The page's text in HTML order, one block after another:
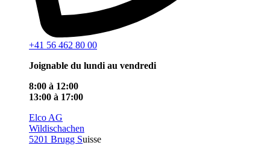
+41 56 462 80 00
Joignable du lundi au vendredi
8:00 à 12:00
13:00 à 17:00
Elco AG
Wildischachen
5201 Brugg Suisse